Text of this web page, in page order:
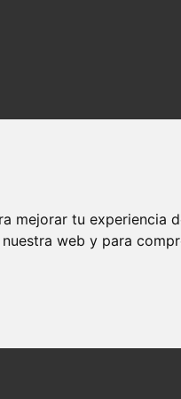
mejorar tu
web y para